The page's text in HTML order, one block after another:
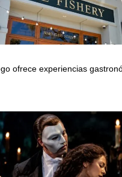
ofrece experiencias